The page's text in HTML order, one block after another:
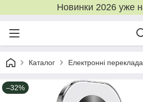
Новинки 2026 уже
Каталог Електронні
–32%